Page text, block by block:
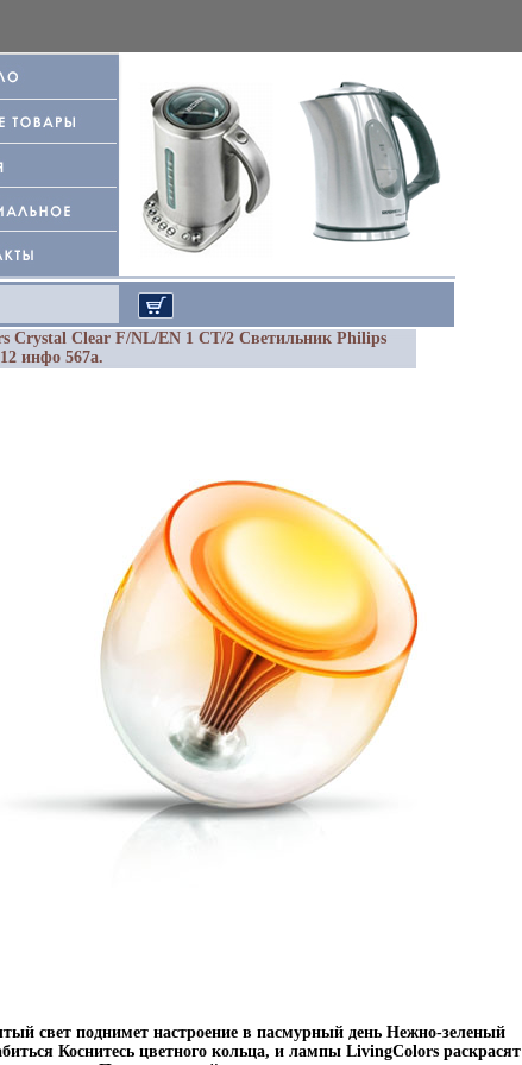
Crystal Clear F/NL/EN 1 СТ/2 Светильник Philips
инфо 567a.
свет поднимет настроение в пасмурный день Нежно-зеленый
Коснитесь цветного кольца, и лампы LivingColors раскрасят